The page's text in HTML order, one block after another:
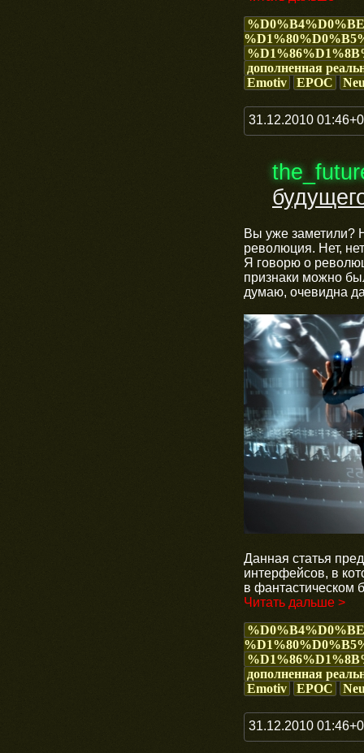
дополненная
Emotiv
EPOC
31.12.2010
Вы уже заметили?
революция. Нет,
Я говорю о
признаки можно
думаю, очевидна
Данная статья
интерфейсов, в
в фантастическом
Читать дальше >
дополненная
Emotiv
EPOC
31.12.2010